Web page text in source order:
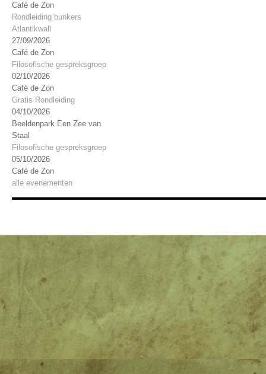
Café de Zon
Rondleiding bunkers
Atlantikwall
27/09/2026
Café de Zon
Filosofische gespreksgroep
02/10/2026
Café de Zon
Gratis Rondleiding
04/10/2026
Beeldenpark Een Zee van
Staal
Filosofische gespreksgroep
05/10/2026
Café de Zon
alle evenementen